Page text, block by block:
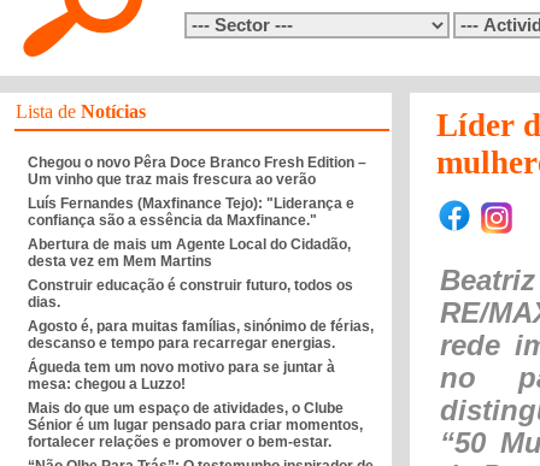
Lista de Notícias
Chegou o novo Pêra Doce Branco Fresh Edition –
Um vinho que traz mais frescura ao verão
Luís Fernandes (Maxfinance Tejo): "Liderança e
confiança são a essência da Maxfinance."
Abertura de mais um Agente Local do Cidadão,
desta vez em Mem Martins
Construir educação é construir futuro, todos os
dias.
Agosto é, para muitas famílias, sinónimo de férias,
descanso e tempo para recarregar energias.
Águeda tem um novo motivo para se juntar à
mesa: chegou a Luzzo!
Mais do que um espaço de atividades, o Clube
Sénior é um lugar pensado para criar momentos,
fortalecer relações e promover o bem-estar.
Líder
RE/
rede
no
“50